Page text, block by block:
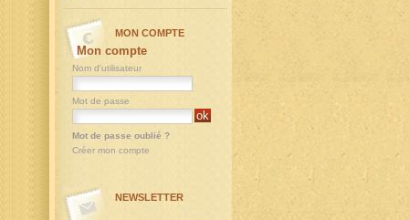
MON COMPTE
Mon compte
Nom d'utilisateur
Mot de passe
Mot de passe oublié ?
Créer mon compte
NEWSLETTER